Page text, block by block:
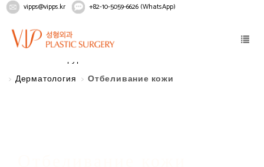
vipps@vipps.kr +82-10-5059-6626 (WhatsApp)
Без хирургического вмешательства
Дерматология
Отбеливание кожи